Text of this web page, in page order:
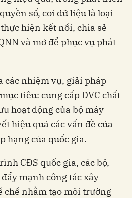
số, coi dữ liệu là loại
hiện kết nối, chia sẻ
và mở để phục vụ phát
các nhiệm vụ, giải pháp
tiêu: cung cấp DVC chất
hoạt động của bộ máy
hiệu quả các vấn đề của
hạng của quốc gia.
CĐS quốc gia, các bộ,
mạnh công tác xây
chế nhằm tạo môi trường